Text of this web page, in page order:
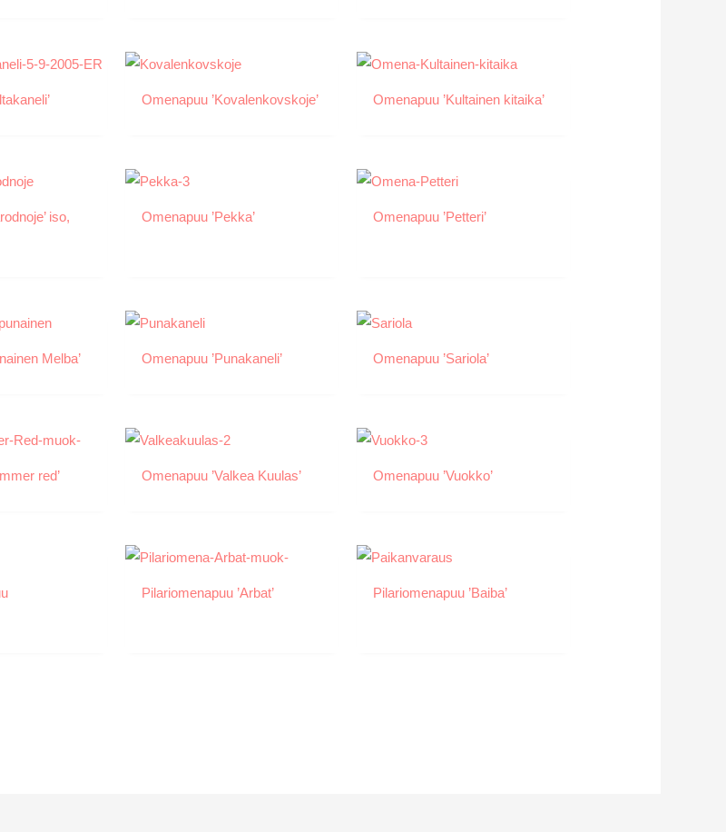
Omenapuu ’Kovalenkovskoje’ Omenapuu ’Kultainen kitaika’
iso,
Omenapuu ’Pekka’ Omenapuu ’Petteri’
Melba’ Omenapuu ’Punakaneli’ Omenapuu ’Sariola’
red’ Omenapuu ’Valkea Kuulas’ Omenapuu ’Vuokko’
Pilariomenapuu ’Arbat’ Pilariomenapuu ’Baiba’